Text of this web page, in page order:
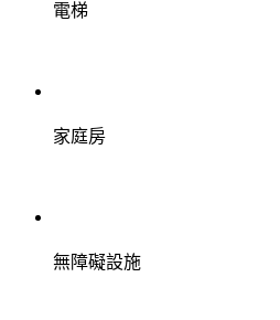
電梯
家庭房
無障礙設施